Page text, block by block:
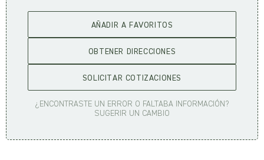
AÑADIR A FAVORITOS
OBTENER DIRECCIONES
SOLICITAR COTIZACIONES
¿ENCONTRASTE UN ERROR O FALTABA INFORMACIÓN?
SUGERIR UN CAMBIO